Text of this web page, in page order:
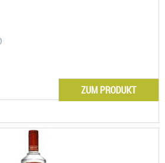
ZUM PRODUKT